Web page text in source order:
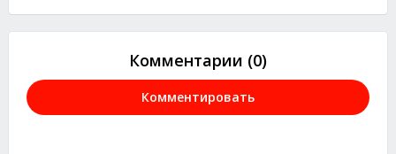
Комментарии (0)
Комментировать